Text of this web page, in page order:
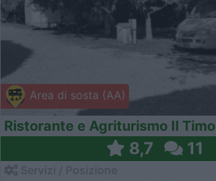
Area di sosta (AA)
Ristorante e Agriturismo Il Timo
8,7 11